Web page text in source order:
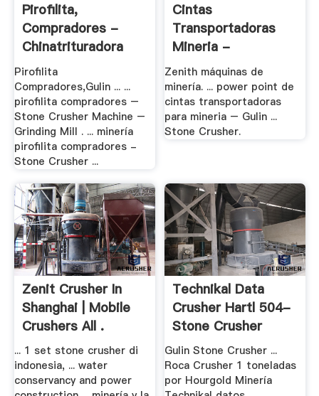
Pirofilita,
Compradores -
Chinatrituradora
Pirofilita
Compradores,Gulin ... ...
pirofilita compradores –
Stone Crusher Machine –
Grinding Mill . ... minería
pirofilita compradores -
Stone Crusher ...
Cintas
Transportadoras
Mineria -
Trituradora De .
Zenith máquinas de
minería. ... power point de
cintas transportadoras
para mineria – Gulin ...
Stone Crusher.
Zenit Crusher In
Shanghai | Mobile
Crushers All .
... 1 set stone crusher di
indonesia, ... water
conservancy and power
Technikal Data
Crusher Hartl 504-
Stone Crusher
Gulin Stone Crusher ...
Roca Crusher 1 toneladas
por Hourgold Minería